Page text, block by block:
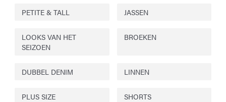
PETITE & TALL JASSEN
LOOKS VAN HET
SEIZOEN
BROEKEN
DUBBEL DENIM LINNEN
PLUS SIZE SHORTS